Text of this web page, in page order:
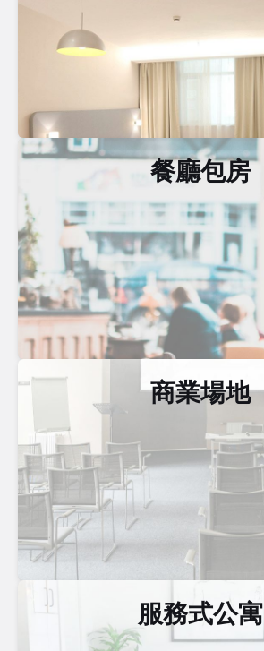
餐廳包房
商業場地
服務式公寓